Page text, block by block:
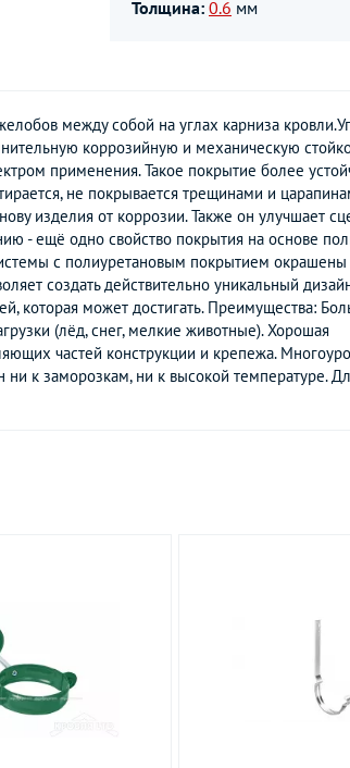
Толщина: 0.6 мм
между собой на углах карниза
коррозийную и механическую
применения. Такое покрытие более
не покрывается трещинами и
изделия от коррозии. Также он улучшает
- ещё одно свойство покрытия на основе
с полиуретановым покрытием окрашены
создать действительно уникальный
которая может достигать. Преимущества:
(лёд, снег, мелкие животные). Хорошая
частей конструкции и крепежа.
к заморозкам, ни к высокой температуре.